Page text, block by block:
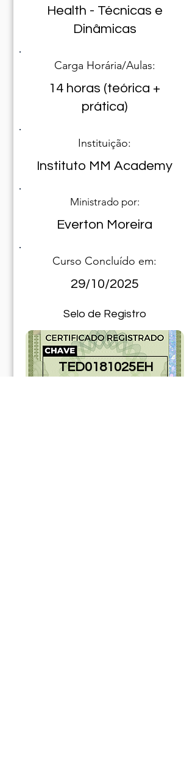
Health - Técnicas e
Dinâmicas
Carga Horária/Aulas:
14 horas (teórica +
prática)
Instituição:
Instituto MM Academy
Ministrado por:
Everton Moreira
Curso Concluído em:
29/10/2025
Selo de Registro
TED0181025EH